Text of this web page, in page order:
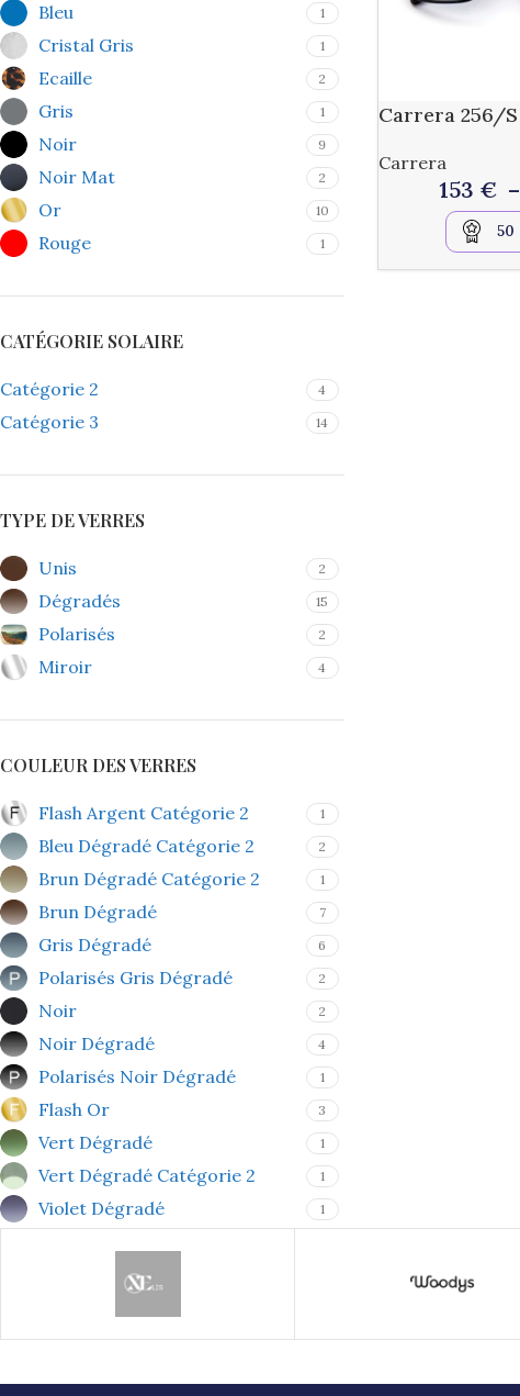
Bleu 1
Cristal Gris 1
Ecaille 2
Gris 1
Noir 9
Noir Mat 2
Or 10
Rouge 1
CATÉGORIE SOLAIRE
Catégorie 2 4
Catégorie 3 14
TYPE DE VERRES
Unis 2
Dégradés 15
Polarisés 2
Miroir 4
COULEUR DES VERRES
Flash Argent Catégorie 2 1
Bleu Dégradé Catégorie 2 2
Brun Dégradé Catégorie 2 1
Brun Dégradé 7
Gris Dégradé 6
Polarisés Gris Dégradé 2
Noir 2
Noir Dégradé 4
Polarisés Noir Dégradé 1
Flash Or 3
Vert Dégradé 1
Vert Dégradé Catégorie 2 1
Violet Dégradé 1
Carrera 256/S
Carrera
153 € –
50